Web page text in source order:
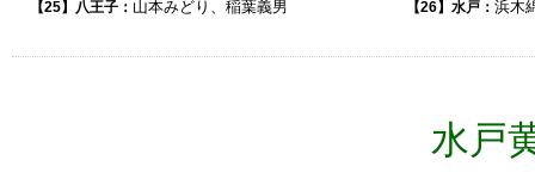
【25】八王子： 山本みどり、稲葉義男 【26】水戸： 浜木
水戸